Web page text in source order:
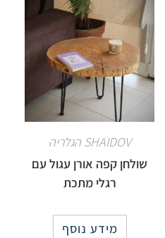
SHAIDOV הגלריה
שולחן קפה אורן עגול עם
רגלי מתכת
מידע נוסף